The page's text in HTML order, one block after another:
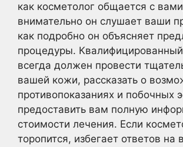
как косметолог общается с
внимательно он слушает ваши
как подробно он объясняет
процедуры.
всегда должен провести
вашей кожи, рассказать о
противопоказаниях и побочных
предоставить вам полную
стоимости лечения. Если
торопится, избегает ответов на